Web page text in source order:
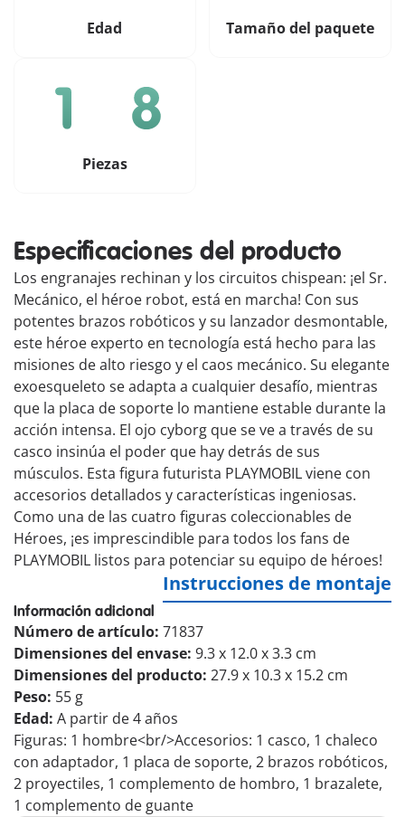
Edad Tamaño del paquete
Piezas
Especificaciones del producto
Los engranajes rechinan y los circuitos chispean: ¡el Sr.
Mecánico, el héroe robot, está en marcha! Con sus
potentes brazos robóticos y su lanzador desmontable,
este héroe experto en tecnología está hecho para las
misiones de alto riesgo y el caos mecánico. Su elegante
exoesqueleto se adapta a cualquier desafío, mientras
que la placa de soporte lo mantiene estable durante la
acción intensa. El ojo cyborg que se ve a través de su
casco insinúa el poder que hay detrás de sus
músculos. Esta figura futurista PLAYMOBIL viene con
accesorios detallados y características ingeniosas.
Como una de las cuatro figuras coleccionables de
Héroes, ¡es imprescindible para todos los fans de
PLAYMOBIL listos para potenciar su equipo de héroes!
Instrucciones de montaje
Información adicional
Número de artículo: 71837
Dimensiones del envase: 9.3 x 12.0 x 3.3 cm
Dimensiones del producto: 27.9 x 10.3 x 15.2 cm
Peso: 55 g
Edad: A partir de 4 años
Figuras: 1 hombre<br/>Accesorios: 1 casco, 1 chaleco
con adaptador, 1 placa de soporte, 2 brazos robóticos,
2 proyectiles, 1 complemento de hombro, 1 brazalete,
1 complemento de guante